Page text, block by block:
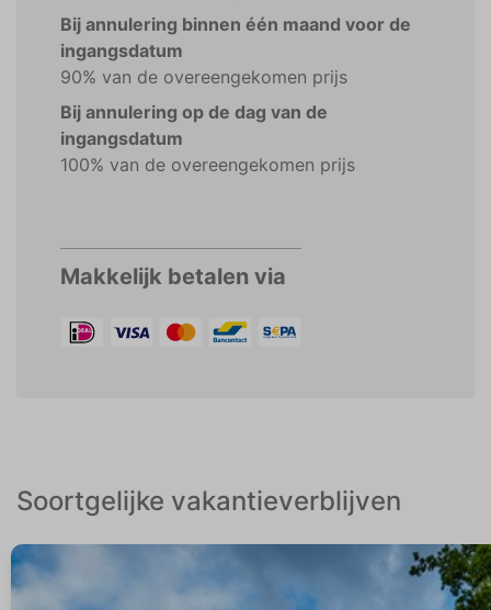
Bij annulering binnen één maand voor de
ingangsdatum
90% van de overeengekomen prijs
Bij annulering op de dag van de
ingangsdatum
100% van de overeengekomen prijs
Makkelijk betalen via
Soortgelijke vakantieverblijven